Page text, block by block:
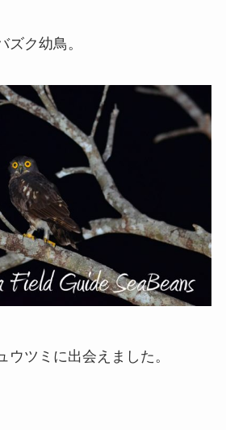
ズク幼鳥。
ウツミに出会えました。